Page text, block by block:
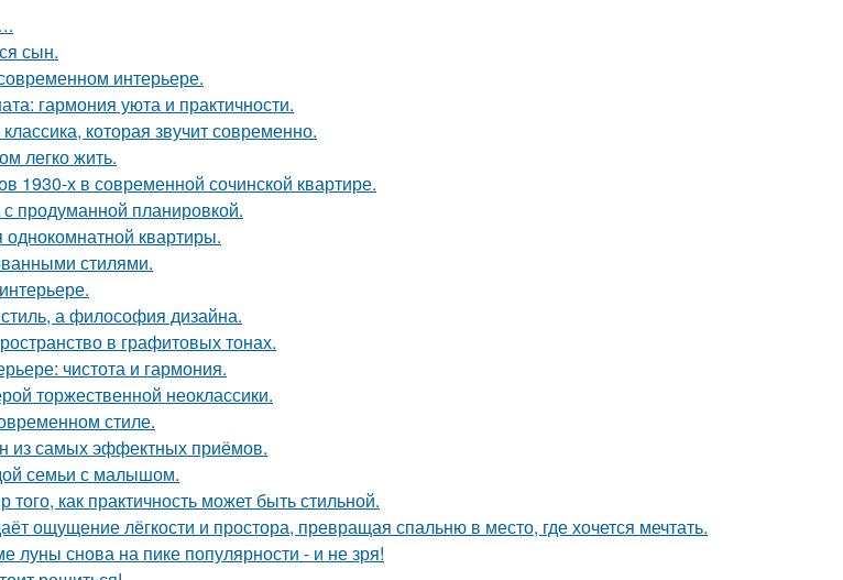
сын.
интерьере.
гармония уюта и практичности.
которая звучит современно.
легко жить.
1930-х в современной сочинской квартире.
продуманной планировкой.
квартиры.
стилями.
а философия дизайна.
в графитовых тонах.
чистота и гармония.
торжественной неоклассики.
стиле.
из самых эффектных приёмов.
семьи с малышом.
того, как практичность может быть стильной.
ощущение лёгкости и простора, превращая спальню в место, где хочется мечтать.
луны снова на пике популярности - и не зря!